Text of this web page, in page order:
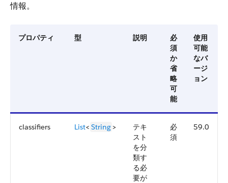
情報。
プロパティ 型 説明
必
須
か
省
略
可
能
使用
可能
なバ
ージ
ョン
classifiers List< String>
テキ
スト
を分
類す
る必
要が
必
須
59.0